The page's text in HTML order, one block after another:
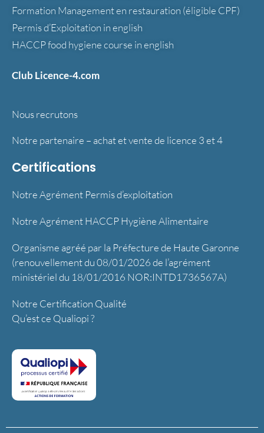
Formation Management en restauration (éligible CPF)
Permis d’Exploitation in english
HACCP food hygiene course in english
Club Licence-4.com
Nous recrutons
Notre partenaire – achat et vente de licence 3 et 4
Certifications
Notre Agrément Permis d’exploitation
Notre Agrément HACCP Hygiène Alimentaire
Organisme agréé par la Préfecture de Haute Garonne
(renouvellement du 08/01/2026 de l’agrément
ministériel du 18/01/2016 NOR:INTD1736567A)
Notre Certification Qualité
Qu’est ce Qualiopi ?